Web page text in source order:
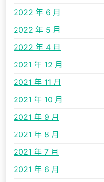
2022 年 6 月
2022 年 5 月
2022 年 4 月
2021 年 12 月
2021 年 11 月
2021 年 10 月
2021 年 9 月
2021 年 8 月
2021 年 7 月
2021 年 6 月